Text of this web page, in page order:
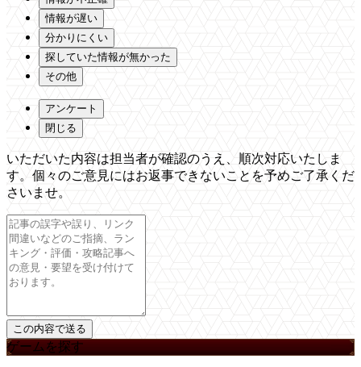
情報が遅い
分かりにくい
探していた情報が無かった
その他
アンケート
閉じる
いただいた内容は担当者が確認のうえ、順次対応いたしま
す。個々のご意見にはお返事できないことを予めご了承くだ
さいませ。
ゲームを探す